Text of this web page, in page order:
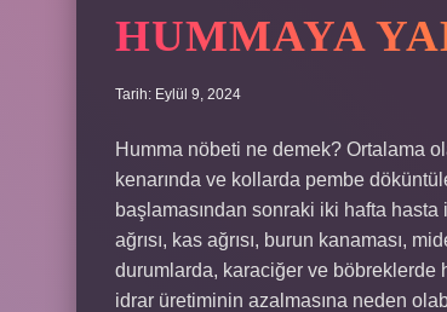
HUMMAYA
Tarih: Eylül 9, 2024
Humma nöbeti ne demek? Ortalama
kenarında ve kollarda pembe
başlamasından sonraki iki hafta
ağrısı, kas ağrısı, burun kanaması,
durumlarda, karaciğer ve böbreklerde
idrar üretiminin azalmasına neden